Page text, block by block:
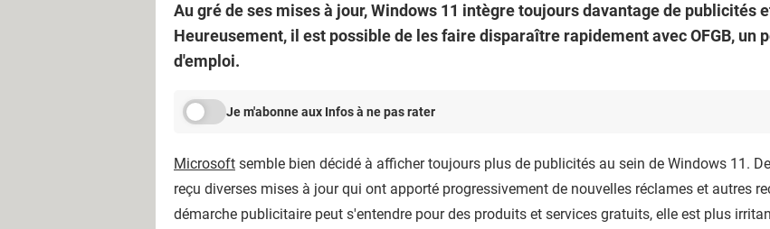
Au gré de ses mises à jour, Windows 11 intègre toujours davantage de publicités
Heureusement, il est possible de les faire disparaître rapidement avec OFGB, un
d'emploi.
Je m'abonne aux Infos à ne pas rater
Microsoft semble bien décidé à afficher toujours plus de publicités au sein de Windows 11.
reçu diverses mises à jour qui ont apporté progressivement de nouvelles réclames et autres
démarche publicitaire peut s'entendre pour des produits et services gratuits, elle est plus